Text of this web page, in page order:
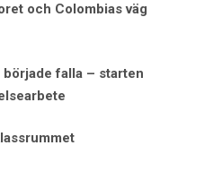
och Colombias väg
började falla – starten